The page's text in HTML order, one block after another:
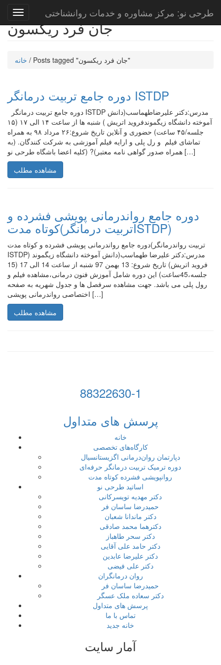
طرحی نو: مرکز مشاوره و خدمات روانشناختی
جان فرد ریکسون
خانه / Posts tagged "جان فرد ریکسون"
دوره جامع تربیت درمانگر ISTDP
آموخته دانشگاه زیگموندفروید اتریش ) شنبه ها از ساعت ۱۴ الی ۱۷ (۱۵
جلسه/۴۵ ساعت) حضوری و آنلاین تاریخ شروع:۲۶ مرداد ۹۸ به همراه
تماشای فیلم و رل پلی و ارایه فیلم آموزشی به شرکت کنندگان. (به
همراه صدور گواهی نامه معتبر)? (کلیه اعضا باشگاه طرحی نو […]
مشاهده مطلب
دوره جامع رواندرمانی پویشی فشرده و
کوتاه مدت(تربیت درمانگرISTDP)
دوره جامع رواندرمانی پویشی فشرده و کوتاه مدت(تربیت رواندرمانگر
ISTDP) مدرس:دکتر علیرضا طهماسب(دانش آموخته دانشگاه زیگموند
فروید اتریش) تاریخ شروع: 13 بهمن 97 شنبه از ساعت 14 الی 17 (15
جلسه،45ساعت) این دوره شامل آموزش فنون درمانی،مشاهده فیلم و
رول پلی می باشد. جهت مشاهده سرفصل ها و جدول شهریه به صفحه
اختصاصی رواندرمانی پویشی […]
مشاهده مطلب
88322630-1
پرسش های متداول
خانه
کارگاه‌های تخصصی
دپارتمان روان‌درمانی اگزیستانسیال
دوره ترمیک تربیت درمانگر حرفه‌ای
روانپویشی فشرده کوتاه مدت
اساتید طرحی نو
دکتر مهدیه تویسرکانی
حمیدرضا ساسان فر
دکتر ماندانا شعبان
دکترهما محمد صادقی
دکتر سحر طاهباز
دکتر حامد علی آقایی
دکتر علیرضا عابدین
دکتر علی فیضی
روان درمانگران
حمیدرضا ساسان فر
دکتر سعاده ملک عسگر
پرسش های متداول
تماس با ما
خانه جدید
آمار سایت